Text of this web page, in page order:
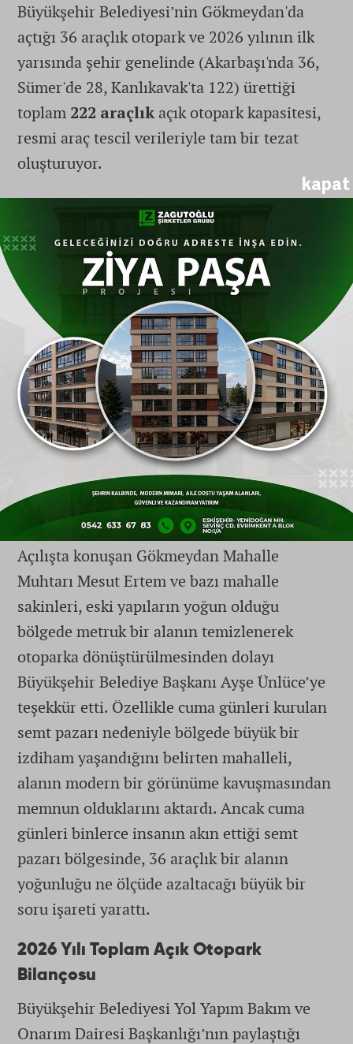
kapat
Büyükşehir Belediyesi’nin Gökmeydan'da
açtığı 36 araçlık otopark ve 2026 yılının ilk
yarısında şehir genelinde (Akarbaşı'nda 36,
Sümer'de 28, Kanlıkavak'ta 122) ürettiği
toplam 222 araçlıkaçık otopark kapasitesi,
resmi araç tescil verileriyle tam bir tezat
oluşturuyor.
Eskişehir’de sadece 2026 yılının ilk 5 ayında
trafiğe eklenen net yeni araç sayısı binlerle
ifade edilirken, kentin otopark ihtiyacının bu
hızla karşılanması imkansız görünüyor. Şehir
planlamacıları, her ay ortalama 1.500 ila
2.000 yeni aracın tescil edildiğiEskişehir
’de,
belediyenin toplamda dahi bin araca
ulaşmayan bu otopark hamlelerinin kalıcı bir
rahatlama sağlamayacağını, sadece günü
kurtarmaya yönelik "göz boyama" adımları
olduğunu vurguluyor.
Mahalleli Teşekkür Etti Ama Kapasite
Yetersiz
Açılışta konuşan Gökmeydan Mahalle
Muhtarı Mesut Ertem ve bazı mahalle
sakinleri, eski yapıların yoğun olduğu
bölgede metruk bir alanın temizlenerek
otoparka dönüştürülmesinden dolayı
Büyükşehir Belediye Başkanı Ayşe Ünlüce’ye
teşekkür etti. Özellikle cuma günleri kurulan
semt pazarı nedeniyle bölgede büyük bir
izdiham yaşandığını belirten mahalleli,
alanın modern bir görünüme kavuşmasından
memnun olduklarını aktardı. Ancak cuma
günleri binlerce insanın akın ettiği semt
pazarı bölgesinde, 36 araçlık bir alanın
yoğunluğu ne ölçüde azaltacağı büyük bir
soru işareti yarattı.
2026 Yılı Toplam Açık Otopark
Bilançosu
Büyükşehir Belediyesi Yol Yapım Bakım ve
Onarım Dairesi Başkanlığı’nın paylaştığı